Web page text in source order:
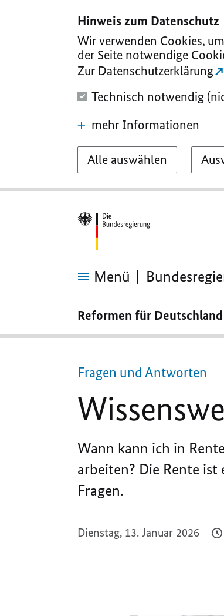
Hinweis zum Datenschutz
Wir verwenden Cookies,
der Seite notwendige
Zur Datenschutzerklärung
Technisch notwendig
mehr Informationen
Alle auswählen
Menü
Wissenswertes
Rente
Reformen für Deutschland
Fragen und Antworten
Wann kann ich in
arbeiten? Die Rente
Fragen.
Dienstag, 13. Januar 2026